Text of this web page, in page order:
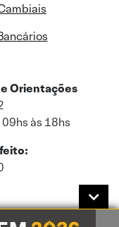
Orientações
às 18hs
com a nossaPolítica de